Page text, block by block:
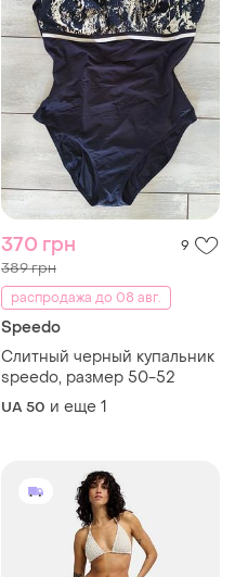
370 грн 9
389 грн
распродажа до 08 авг.
Speedo
Слитный черный купальник
speedo, размер 50-52
UA 50 и еще 1